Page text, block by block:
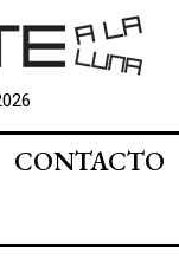
CONTACTO